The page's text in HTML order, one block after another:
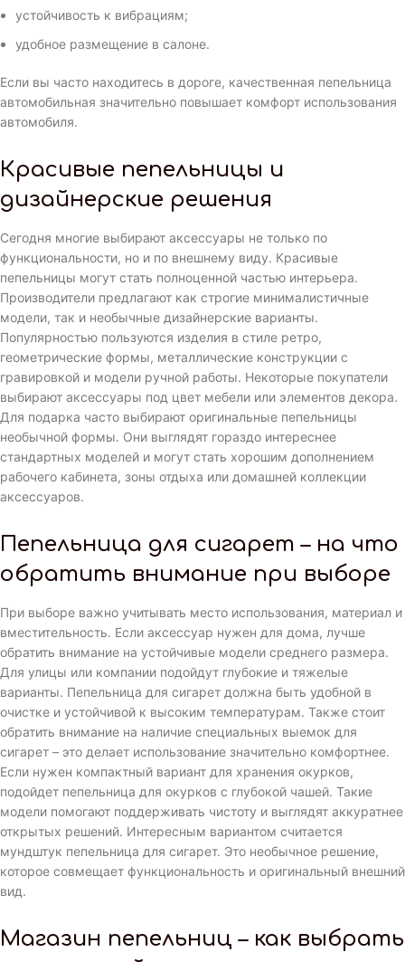
устойчивость к вибрациям;
удобное размещение в салоне.
Если вы часто находитесь в дороге, качественная пепельница
автомобильная значительно повышает комфорт использования
автомобиля.
Красивые пепельницы и
дизайнерские решения
Сегодня многие выбирают аксессуары не только по
функциональности, но и по внешнему виду. Красивые
пепельницы могут стать полноценной частью интерьера.
Производители предлагают как строгие минималистичные
модели, так и необычные дизайнерские варианты.
Популярностью пользуются изделия в стиле ретро,
геометрические формы, металлические конструкции с
гравировкой и модели ручной работы. Некоторые покупатели
выбирают аксессуары под цвет мебели или элементов декора.
Для подарка часто выбирают оригинальные пепельницы
необычной формы. Они выглядят гораздо интереснее
стандартных моделей и могут стать хорошим дополнением
рабочего кабинета, зоны отдыха или домашней коллекции
аксессуаров.
Пепельница для сигарет – на что
обратить внимание при выборе
При выборе важно учитывать место использования, материал и
вместительность. Если аксессуар нужен для дома, лучше
обратить внимание на устойчивые модели среднего размера.
Для улицы или компании подойдут глубокие и тяжелые
варианты. Пепельница для сигарет должна быть удобной в
очистке и устойчивой к высоким температурам. Также стоит
обратить внимание на наличие специальных выемок для
сигарет – это делает использование значительно комфортнее.
Если нужен компактный вариант для хранения окурков,
подойдет пепельница для окурков с глубокой чашей. Такие
модели помогают поддерживать чистоту и выглядят аккуратнее
открытых решений. Интересным вариантом считается
мундштук пепельница для сигарет. Это необычное решение,
которое совмещает функциональность и оригинальный внешний
вид.
Магазин пепельниц – как выбрать